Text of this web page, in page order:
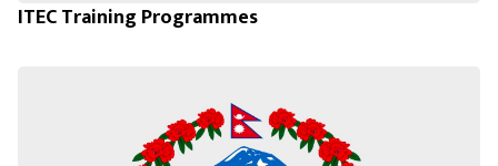
ITEC Training Programmes